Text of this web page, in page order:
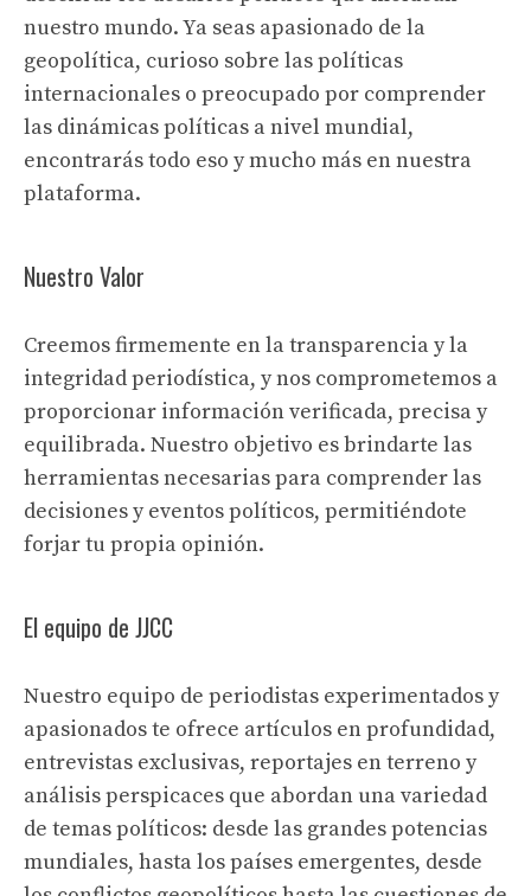
nuestro mundo. Ya seas apasionado de la
geopolítica, curioso sobre las políticas
internacionales o preocupado por comprender
las dinámicas políticas a nivel mundial,
encontrarás todo eso y mucho más en nuestra
plataforma.
Nuestro Valor
Creemos firmemente en la transparencia y la
integridad periodística, y nos comprometemos a
proporcionar información verificada, precisa y
equilibrada. Nuestro objetivo es brindarte las
herramientas necesarias para comprender las
decisiones y eventos políticos, permitiéndote
forjar tu propia opinión.
El equipo de JJCC
Nuestro equipo de periodistas experimentados y
apasionados te ofrece artículos en profundidad,
entrevistas exclusivas, reportajes en terreno y
análisis perspicaces que abordan una variedad
de temas políticos: desde las grandes potencias
mundiales, hasta los países emergentes, desde